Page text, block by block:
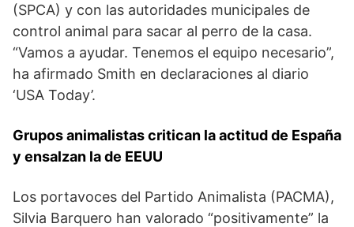
(SPCA) y con las autoridades municipales de
control animal para sacar al perro de la casa.
“Vamos a ayudar. Tenemos el equipo necesario”,
ha afirmado Smith en declaraciones al diario
‘USA Today’.
Grupos animalistas critican la actitud de España
y ensalzan la de EEUU
Los portavoces del Partido Animalista (PACMA),
Silvia Barquero han valorado “positivamente” la